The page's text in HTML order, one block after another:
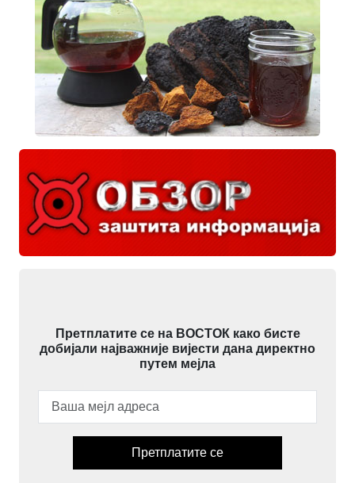
Претплатите се на ВОСТОК како бисте
добијали најважније вијести дана директно
путем мејла
Претплатите се